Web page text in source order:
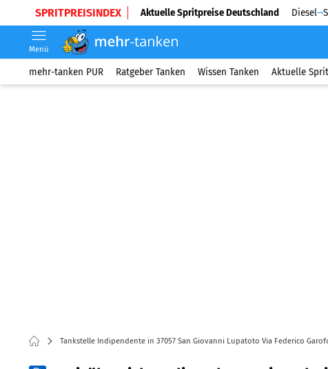
SPRITPREISINDEX Aktuelle Spritpreise Deutschland Diesel
Menü
mehr-tanken PUR Ratgeber Tanken Wissen Tanken Aktuelle
Tankstelle Indipendente in 37057 San Giovanni Lupatoto Via Federico